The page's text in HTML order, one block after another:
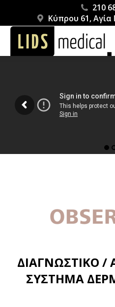
210
Κύπρου 61,
ΔΙΑΓΝΩΣΤΙΚΟ /
ΣΥΣΤΗΜΑ